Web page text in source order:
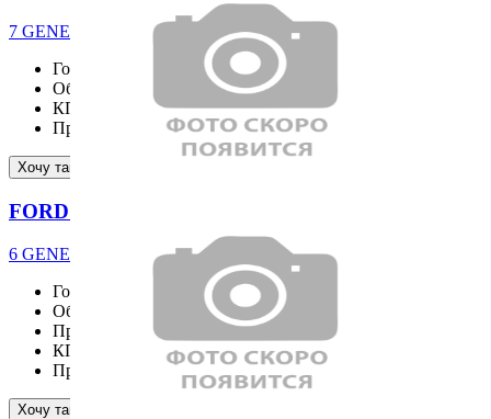
7 GENERATION 5.0 GT Premium Coupe
Год выпуска
Объём двигателя
5038 см³
КПП
Пробег
13000 км
Хочу такой же
FORD EXPLORER
6 GENERATION 2.3 Platinum 4WD
Год выпуска
Объём двигателя
2261 см³
Привод
КПП
Пробег
14076 км
Хочу такой же